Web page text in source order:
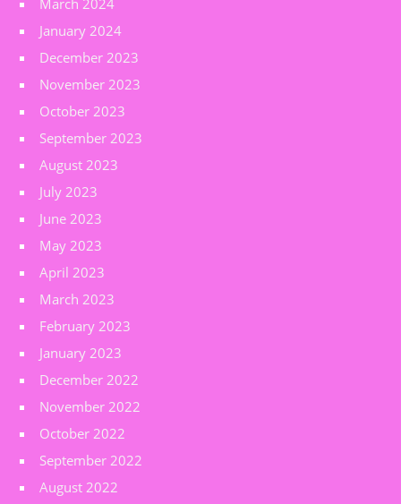
March 2024
January 2024
December 2023
November 2023
October 2023
September 2023
August 2023
July 2023
June 2023
May 2023
April 2023
March 2023
February 2023
January 2023
December 2022
November 2022
October 2022
September 2022
August 2022